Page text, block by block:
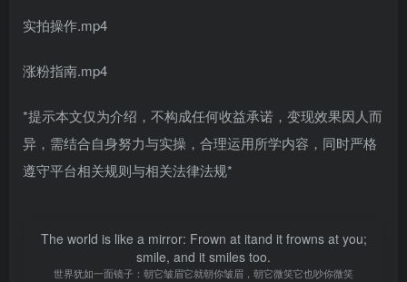
实拍操作.mp4
涨粉指南.mp4
*提示本文仅为介绍，不构成任何收益承诺，变现效果因人而
异，需结合自身努力与实操，合理运用所学内容，同时严格
遵守平台相关规则与相关法律法规*
The world is like a mirror: Frown at itand it frowns at you;
smile, and it smiles too.
世界犹如一面镜子：朝它皱眉它就朝你皱眉，朝它微笑它也吵你微笑